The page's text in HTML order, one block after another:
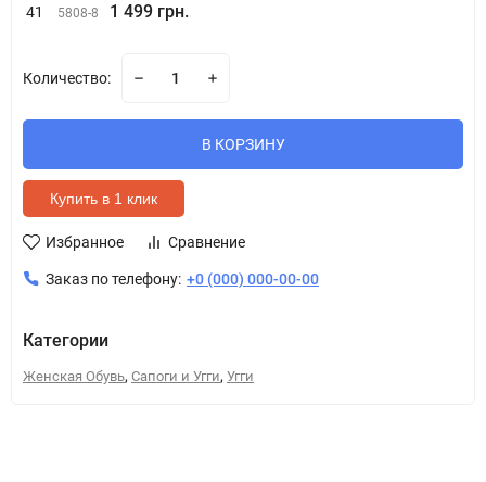
41 5808-8 1 499 грн.
Количество:
В КОРЗИНУ
Купить в 1 клик
Избранное Сравнение
Заказ по телефону: +0 (000) 000-00-00
Категории
Женская Обувь, Сапоги и Угги, Угги